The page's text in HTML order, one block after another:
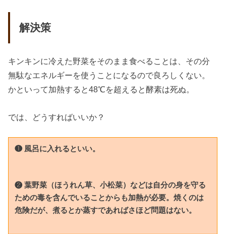
解決策
キンキンに冷えた野菜をそのまま食べることは、その分
無駄なエネルギーを使うことになるので良ろしくない。
かといって加熱すると48℃を超えると酵素は死ぬ。
では、どうすればいいか？
❶ 風呂に入れるといい。
❷ 葉野菜（ほうれん草、小松菜）などは自分の身を守る
ための毒を含んでいることからも加熱が必要。焼くのは
危険だが、煮るとか蒸すであればさほど問題はない。